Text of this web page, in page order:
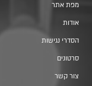
מפת אתר
אודות
הסדרי נגישות
סרטונים
צור קשר